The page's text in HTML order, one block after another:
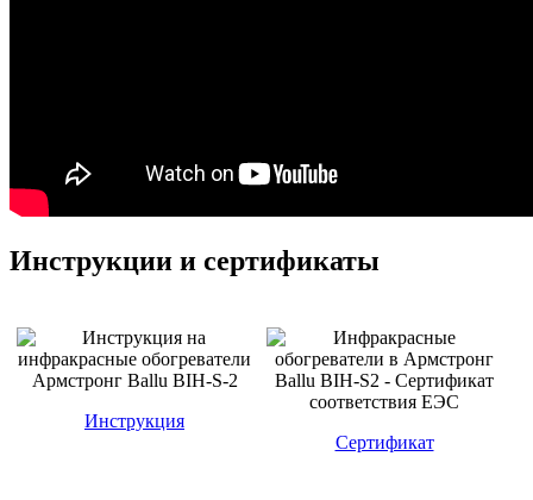
Инструкции и сертификаты
Инструкция
Сертификат